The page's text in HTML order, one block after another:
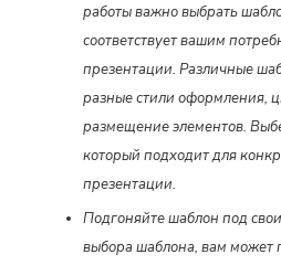
работы важно выбрать
соответствует вашим
презентации. Различные
разные стили оформления,
размещение элементов.
который подходит для
презентации.
Подгоняйте шаблон под
выбора шаблона, вам может